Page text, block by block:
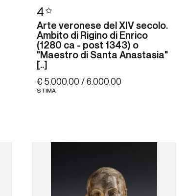
4
Arte veronese del XIV secolo.
Ambito di Rigino di Enrico
(1280 ca - post 1343) o
"Maestro di Santa Anastasia"
[..]
€ 5.000,00 / 6.000,00
STIMA